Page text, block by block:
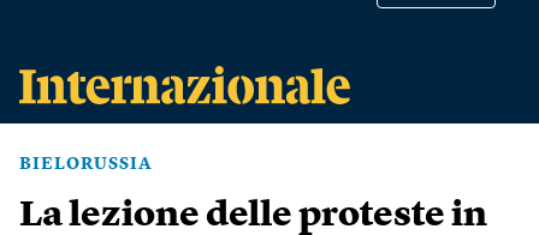
BIELORUSSIA
La lezione delle proteste in